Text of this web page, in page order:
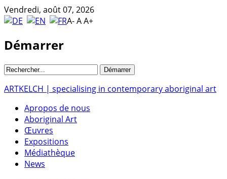
Vendredi, août 07, 2026
A-AA+
Démarrer
ARTKELCH | specialising in contemporary aboriginal art
Apropos de nous
Aboriginal Art
Œuvres
Expositions
Médiathèque
News